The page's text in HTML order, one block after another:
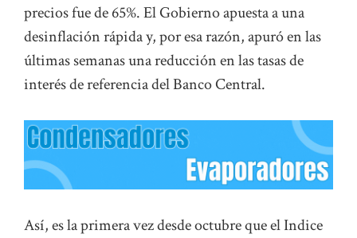
precios fue de 65%. El Gobierno apuesta a una
desinflación rápida y, por esa razón, apuró en las
últimas semanas una reducción en las tasas de
interés de referencia del Banco Central.
Así, es la primera vez desde octubre que el Indice